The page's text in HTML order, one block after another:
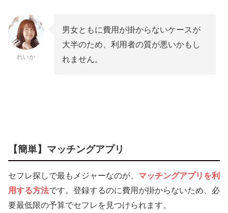
れいか
男女ともに費用が掛からないケースが
大半のため、利用者の質が悪いかもし
れません。
【簡単】マッチングアプリ
セフレ探しで最もメジャーなのが、 マッチングアプリを利
用する方法です。登録するのに費用が掛からないため、必
要最低限の予算でセフレを見つけられます。